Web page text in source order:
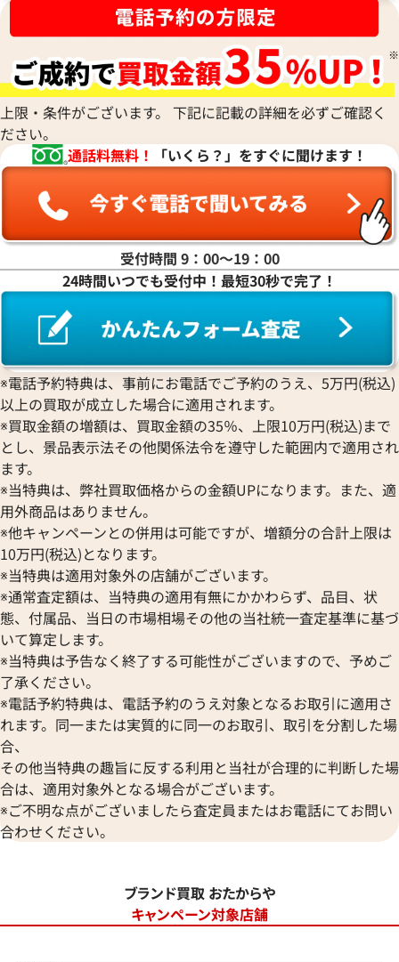
上限・条件がございます。 下記に記載の詳細を必ずご確認く
ださい。
通話料無料！
「いくら？」をすぐに聞けます！
受付時間 9：00〜19：00
24時間いつでも受付中！最短30秒で完了！
※電話予約特典は、事前にお電話でご予約のうえ、5万円(税込)
以上の買取が成立した場合に適用されます。
※買取金額の増額は、買取金額の35％、上限10万円(税込)まで
とし、景品表示法その他関係法令を遵守した範囲内で適用され
ます。
※当特典は、弊社買取価格からの金額UPになります。また、適
用外商品はありません。
※他キャンペーンとの併用は可能ですが、増額分の合計上限は
10万円(税込)となります。
※当特典は適用対象外の店舗がございます。
※通常査定額は、当特典の適用有無にかかわらず、品目、状
態、付属品、当日の市場相場その他の当社統一査定基準に基づ
いて算定します。
※当特典は予告なく終了する可能性がございますので、予めご
了承ください。
※電話予約特典は、電話予約のうえ対象となるお取引に適用さ
れます。同一または実質的に同一のお取引、取引を分割した場
合、
その他当特典の趣旨に反する利用と当社が合理的に判断した場
合は、適用対象外となる場合がございます。
※ご不明な点がございましたら査定員またはお電話にてお問い
合わせください。
ブランド買取 おたからや
キャンペーン対象店舗